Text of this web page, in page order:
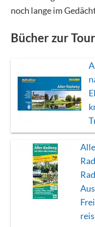
noch lange im
Bücher zur Tour